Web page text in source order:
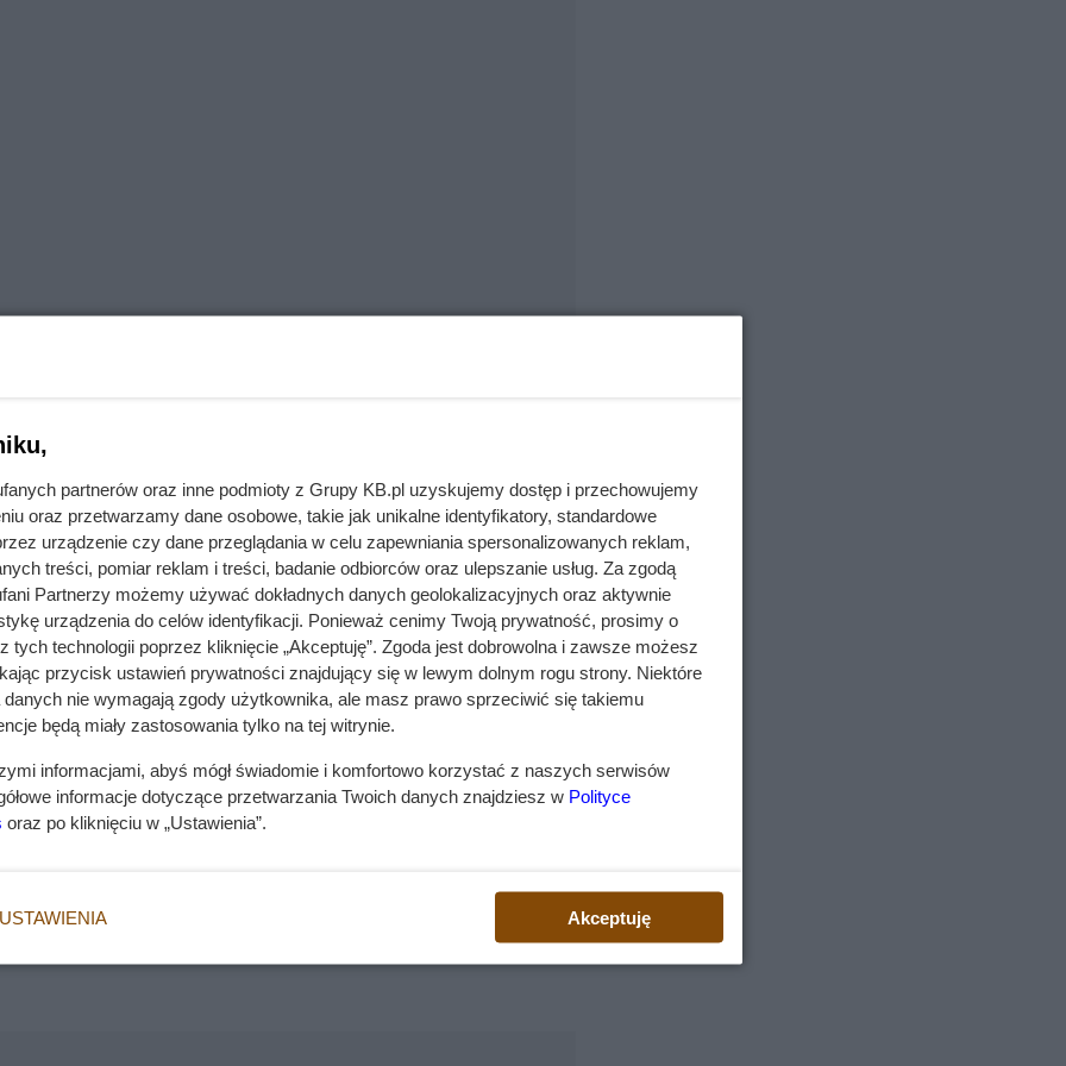
cechy, porady
budowie i charakterystycznej, ciemnej mordce i dużych,
doskonałe cechy tego psa. Mops ma wesoły,
do swego opiekuna. Mopsy świetnie nadają się dla
Zanim zdecydujesz się na tego pociesznego, małego
oraz na czym polega pielęgnacja tej rasy.
ozdobnych i do towarzystwa oraz w sekcji 8 małych
Pochodzenie tych psów nie jest znane. Ponieważ
znajdują się w pismach Konfucjusza, większość badaczy
psów znajdujemy także na chińskiej porcelanie oraz w
prawdopodobnie rasa Lo-sze hodowana na dworze cesarskim.
i stały się ulubieńcami koronowanych głów, choć
Wady
wrażliwy na upały
tendencja do chorób alergicznych
Przyszły opiekun mopsa musi rozważyć, czy
będzie w stanie zapewnić mopsowi opiekę
weterynaryjną, jeżeli wystąpią u niego zespół
brachycefaliczny lub choroby alergiczne.
partnerów oraz inne podmioty z Grupy KB.pl uzyskujemy dostęp i przechowujemy
oraz przetwarzamy dane osobowe, takie jak unikalne identyfikatory, standardowe
urządzenie czy dane przeglądania w celu zapewniania spersonalizowanych reklam,
treści, pomiar reklam i treści, badanie odbiorców oraz ulepszanie usług. Za zgodą
Partnerzy możemy używać dokładnych danych geolokalizacyjnych oraz aktywnie
urządzenia do celów identyfikacji. Ponieważ cenimy Twoją prywatność, prosimy o
tych technologii poprzez kliknięcie „Akceptuję”. Zgoda jest dobrowolna i zawsze możesz
przycisk ustawień prywatności znajdujący się w lewym dolnym rogu strony. Niektóre
danych nie wymagają zgody użytkownika, ale masz prawo sprzeciwić się takiemu
będą miały zastosowania tylko na tej witrynie.
informacjami, abyś mógł świadomie i komfortowo korzystać z naszych serwisów
informacje dotyczące przetwarzania Twoich danych znajdziesz w Polityce
oraz po kliknięciu w „Ustawienia”.
USTAWIENIA Akceptuję